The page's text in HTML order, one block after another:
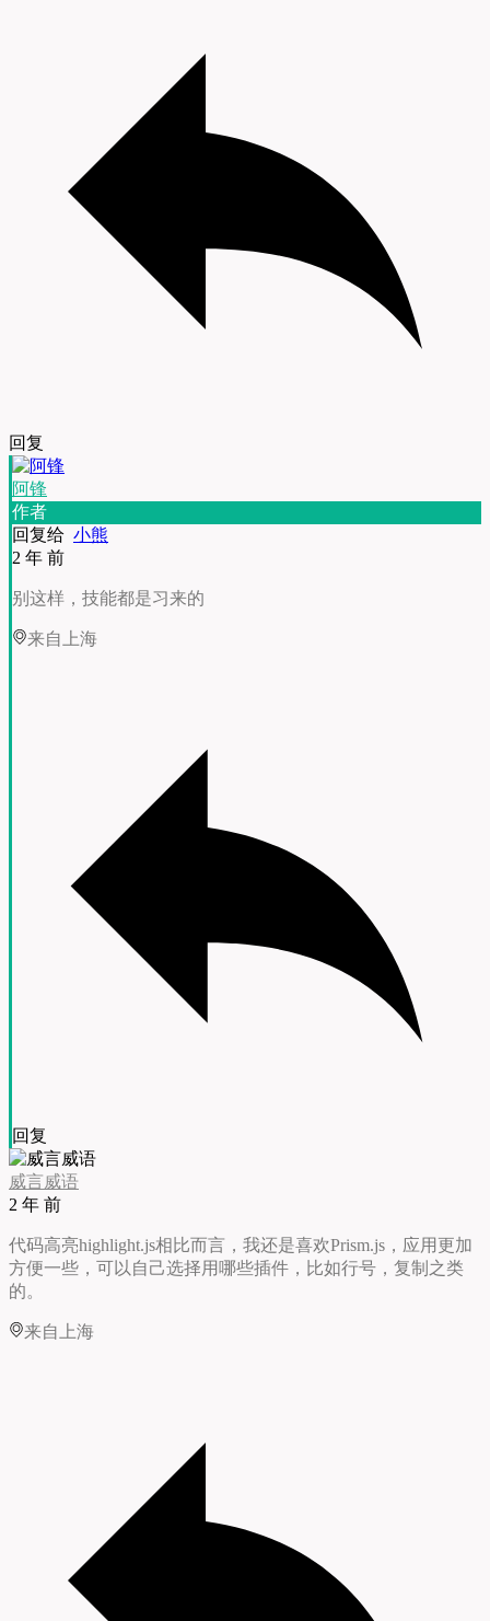
回复
阿锋
作者
回复给 小熊
2 年 前
别这样，技能都是习来的
来自上海
回复
威言威语
2 年 前
代码高亮highlight.js相比而言，我还是喜欢Prism.js，应用更加
方便一些，可以自己选择用哪些插件，比如行号，复制之类
的。
来自上海